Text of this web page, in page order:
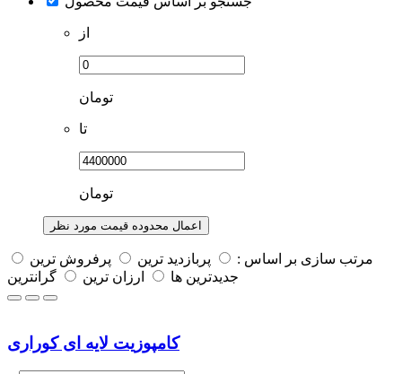
از
تومان
تا
تومان
اعمال محدوده قیمت مورد نظر
مرتب سازی بر اساس : پربازديد ترين
پرفروش ترين
جديدترين ها
ارزان ترین گرانترین
کامپوزیت لایه ای کوراری